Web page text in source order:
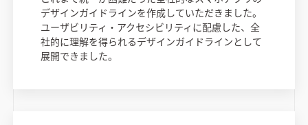
デザインガイドラインを作成していただきました。
ユーザビリティ・アクセシビリティに配慮した、全
社的に理解を得られるデザインガイドラインとして
展開できました。